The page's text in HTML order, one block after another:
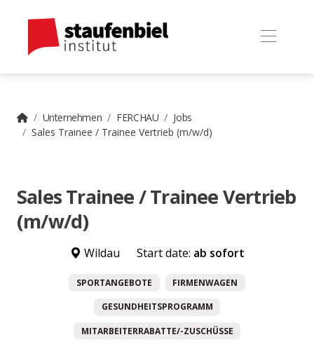
Unternehmen FERCHAU
Jobs
Sales Trainee / Trainee Vertrieb (m/w/d)
Sales Trainee / Trainee Vertrieb
(m/w/d)
Wildau Start date: ab sofort
SPORTANGEBOTE FIRMENWAGEN
GESUNDHEITSPROGRAMM
MITARBEITERRABATTE/-ZUSCHÜSSE